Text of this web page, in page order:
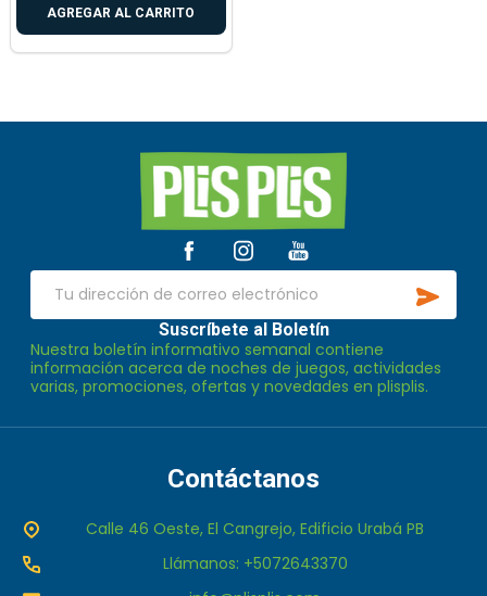
AGREGAR AL CARRITO
página
Dirección
correo
electrónico
Suscríbete al Boletín
Nuestra boletín informativo semanal contiene
información acerca de noches de juegos, actividades
varias, promociones, ofertas y novedades en plisplis.
Contáctanos
Calle 46 Oeste, El Cangrejo, Edificio Urabá PB
Llámanos: +5072643370